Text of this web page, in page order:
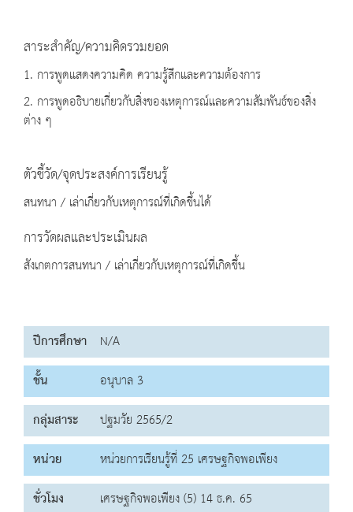
สาระสำคัญ/ความคิดรวมยอด
1. การพูดแสดงความคิด ความรู้สึกและความต้องการ
2. การพูดอธิบายเกี่ยวกับสิ่งของเหตุการณ์และความสัมพันธ์ของสิ่ง
ต่าง ๆ
ตัวชี้วัด/จุดประสงค์การเรียนรู้
สนทนา / เล่าเกี่ยวกับเหตุการณ์ที่เกิดขึ้นได้
การวัดผลและประเมินผล
สังเกตการสนทนา / เล่าเกี่ยวกับเหตุการณ์ที่เกิดขึ้น
ปีการศึกษา N/A
ชั้น
อนุบาล 3
กลุ่มสาระ
ปฐมวัย 2565/2
หน่วย
หน่วยการเรียนรู้ที่ 25 เศรษฐกิจพอเพียง
ชั่วโมง
เศรษฐกิจพอเพียง (5) 14 ธ.ค. 65